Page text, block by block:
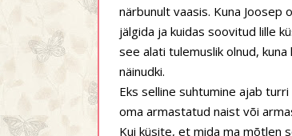
närbunult vaasis. Kuna
jälgida ja kuidas soovitud lille
see alati tulemuslik olnud,
näinudki.
Eks selline suhtumine ajab
oma armastatud naist või
Kui küsite, et mida ma mõtlen